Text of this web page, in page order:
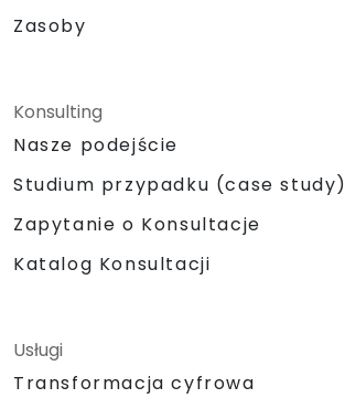
Zasoby
Konsulting
Nasze podejście
Studium przypadku (case study)
Zapytanie o Konsultacje
Katalog Konsultacji
Usługi
Transformacja cyfrowa